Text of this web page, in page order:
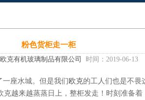
粉色货柜走一柜
克有机玻璃制品有限公司 时间：2019-06-13
一座水城。但是我们欧克的工人们也是不畏
越来越蒸蒸日上，整柜发走！时刻准备